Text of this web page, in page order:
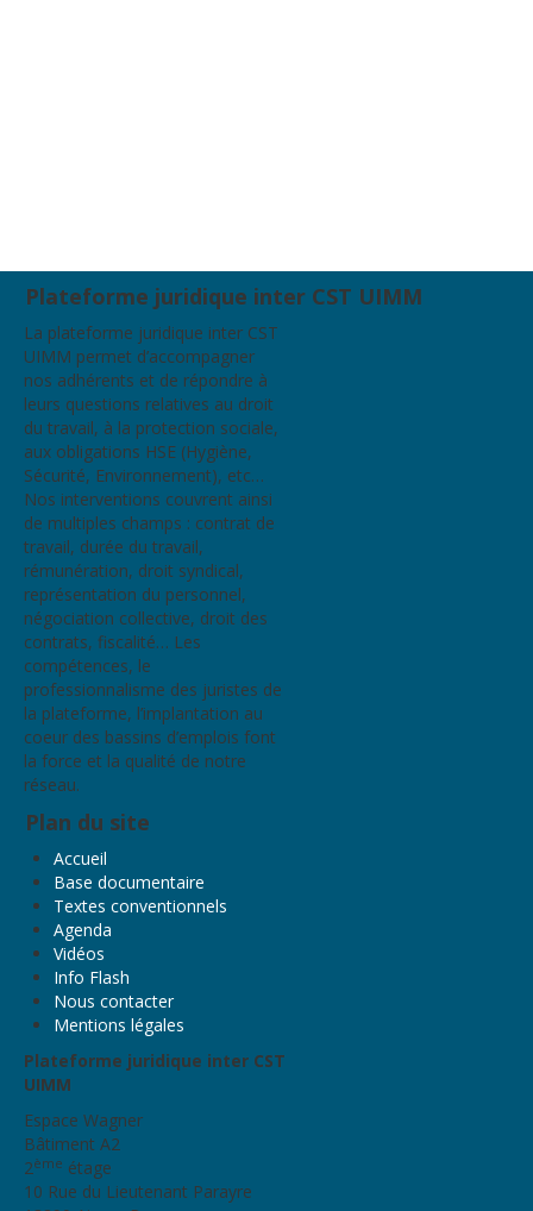
Plateforme juridique inter CST UIMM
La plateforme juridique inter CST
UIMM permet d’accompagner
nos adhérents et de répondre à
leurs questions relatives au droit
du travail, à la protection sociale,
aux obligations HSE (Hygiène,
Sécurité, Environnement), etc…
Nos interventions couvrent ainsi
de multiples champs : contrat de
travail, durée du travail,
rémunération, droit syndical,
représentation du personnel,
négociation collective, droit des
contrats, fiscalité… Les
compétences, le
professionnalisme des juristes de
la plateforme, l’implantation au
coeur des bassins d’emplois font
la force et la qualité de notre
réseau.
Plan du site
Accueil
Base documentaire
Textes conventionnels
Agenda
Vidéos
Info Flash
Nous contacter
Mentions légales
Plateforme juridique inter CST
UIMM
Espace Wagner
Bâtiment A2
2ème étage
10 Rue du Lieutenant Parayre